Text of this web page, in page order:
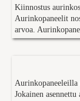
Kiinnostus
Aurinkopaneelit
arvoa.
Aurinkopaneeleilla
Jokainen